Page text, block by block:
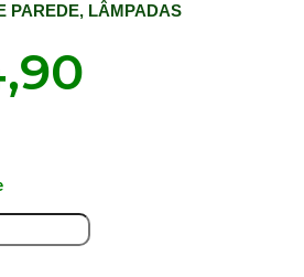
PAREDE, LÂMPADAS